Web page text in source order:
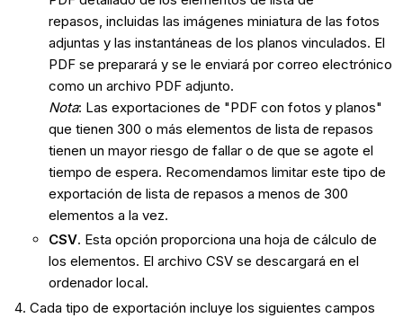
repasos, incluidas las imágenes miniatura de las fotos
adjuntas y las instantáneas de los planos vinculados. El
PDF se preparará y se le enviará por correo electrónico
como un archivo PDF adjunto.
Nota: Las exportaciones de "PDF con fotos y planos"
que tienen 300 o más elementos de lista de repasos
tienen un mayor riesgo de fallar o de que se agote el
tiempo de espera. Recomendamos limitar este tipo de
exportación de lista de repasos a menos de 300
elementos a la vez.
CSV. Esta opción proporciona una hoja de cálculo de
los elementos. El archivo CSV se descargará en el
ordenador local.
Cada tipo de exportación incluye los siguientes campos